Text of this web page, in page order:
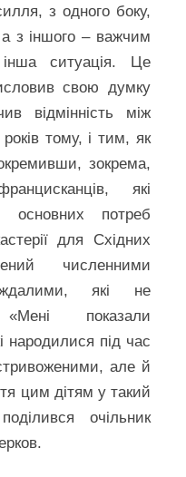
з одного боку,
з іншого – важчим
ситуація. Це
свою думку
відмінність між
тому, і тим, як
зокрема,
які
основних потреб
для Східних
численними
які не
показали
народилися під час
але й
цим дітям у такий
очільник